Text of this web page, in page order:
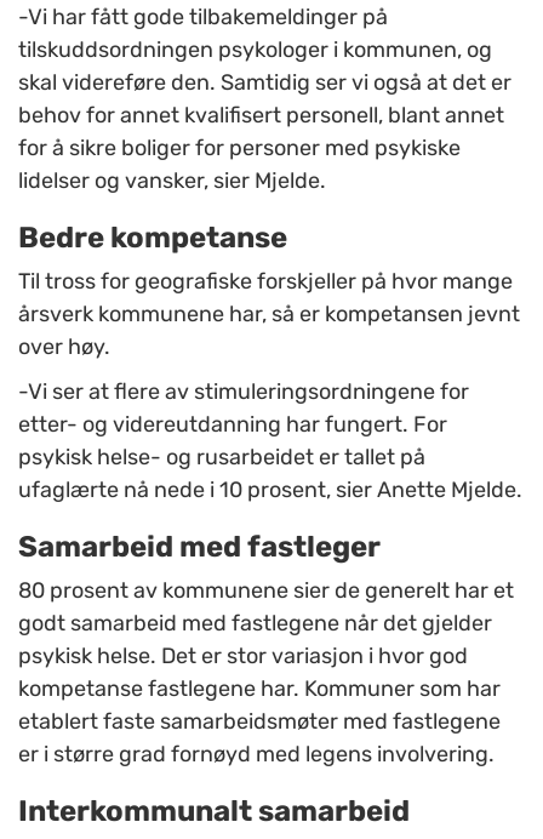
-Vi har fått gode tilbakemeldinger på
tilskuddsordningen psykologer i kommunen, og
skal videreføre den. Samtidig ser vi også at det er
behov for annet kvalifisert personell, blant annet
for å sikre boliger for personer med psykiske
lidelser og vansker, sier Mjelde.
Bedre kompetanse
Til tross for geografiske forskjeller på hvor mange
årsverk kommunene har, så er kompetansen jevnt
over høy.
-Vi ser at flere av stimuleringsordningene for
etter- og videreutdanning har fungert. For
psykisk helse- og rusarbeidet er tallet på
ufaglærte nå nede i 10 prosent, sier Anette Mjelde.
Samarbeid med fastleger
80 prosent av kommunene sier de generelt har et
godt samarbeid med fastlegene når det gjelder
psykisk helse. Det er stor variasjon i hvor god
kompetanse fastlegene har. Kommuner som har
etablert faste samarbeidsmøter med fastlegene
er i større grad fornøyd med legens involvering.
Interkommunalt samarbeid